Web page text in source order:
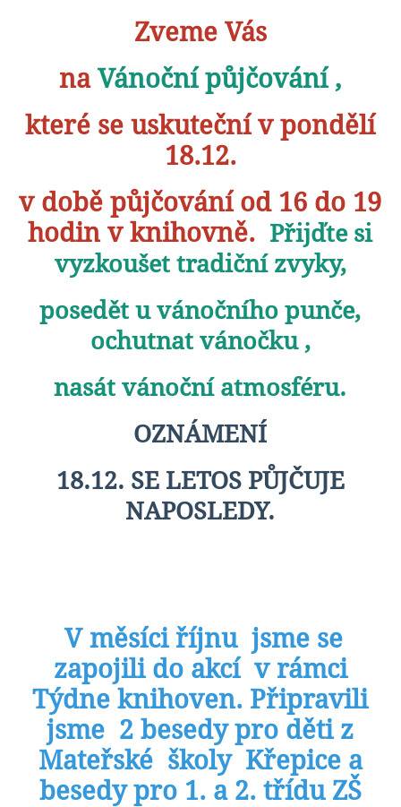
Zveme Vás
naVánoční půjčování ,
které se uskuteční v pondělí
18.12.
v době půjčování od 16 do 19
hodin v knihovně. Přijďte si
vyzkoušet tradiční zvyky,
posedět u vánočního punče,
ochutnat vánočku ,
nasát vánoční atmosféru.
OZNÁMENÍ
18.12. SE LETOS PŮJČUJE
NAPOSLEDY.
V měsíci říjnu jsme se
zapojili do akcí v rámci
Týdne knihoven. Připravili
jsme 2 besedy pro děti z
Mateřské školy Křepice a
besedy pro 1. a 2. třídu ZŠ